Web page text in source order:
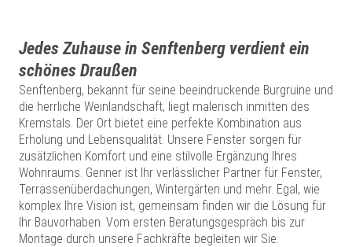
Jedes Zuhause in Senftenberg verdient ein
schönes Draußen
Senftenberg, bekannt für seine beeindruckende Burgruine und
die herrliche Weinlandschaft, liegt malerisch inmitten des
Kremstals. Der Ort bietet eine perfekte Kombination aus
Erholung und Lebensqualität. Unsere Fenster sorgen für
zusätzlichen Komfort und eine stilvolle Ergänzung Ihres
Wohnraums. Genner ist Ihr verlässlicher Partner für Fenster,
Terrassenüberdachungen, Wintergärten und mehr. Egal, wie
komplex Ihre Vision ist, gemeinsam finden wir die Lösung für
Ihr Bauvorhaben. Vom ersten Beratungsgespräch bis zur
Montage durch unsere Fachkräfte begleiten wir Sie.